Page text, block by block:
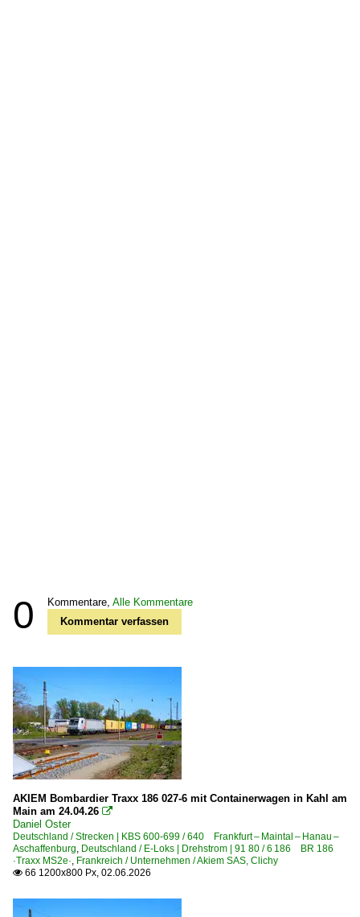
0 Kommentare, Alle Kommentare
Kommentar verfassen
AKIEM Bombardier Traxx 186 027-6 mit Containerwagen in Kahl am
Main am 24.04.26 
Daniel Oster
Deutschland / Strecken | KBS 600-699 / 640 Frankfurt – Maintal – Hanau –
Aschaffenburg, Deutschland / E-Loks | Drehstrom | 91 80 / 6 186 BR 186
·Traxx MS2e·, Frankreich / Unternehmen / Akiem SAS, Clichy
 66 1200x800 Px, 02.06.2026